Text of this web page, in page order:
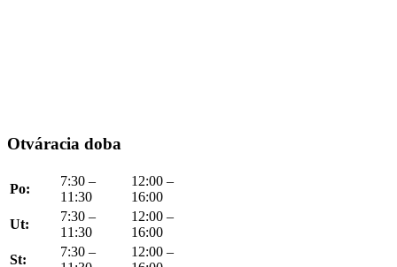
Otváracia doba
Po:
7:30 –
11:30
12:00 –
16:00
Ut:
7:30 –
11:30
12:00 –
16:00
St:
7:30 –
12:00 –